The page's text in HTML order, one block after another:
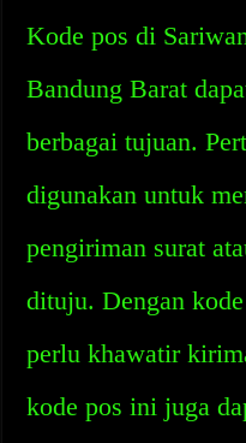
Kode pos di
Bandung Barat
berbagai tujuan.
digunakan untuk
pengiriman surat
dituju. Dengan
perlu khawatir
kode pos ini juga